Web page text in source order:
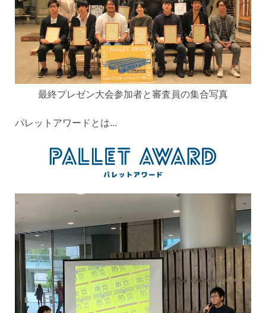
最終プレゼン大会参加者と審査員の集合写真
パレットアワードとは...